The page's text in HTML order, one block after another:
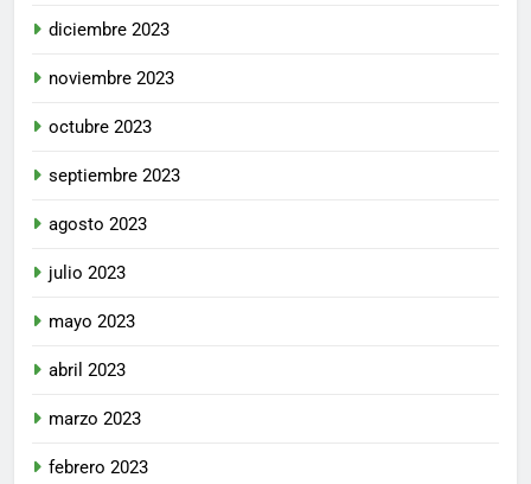
diciembre 2023
noviembre 2023
octubre 2023
septiembre 2023
agosto 2023
julio 2023
mayo 2023
abril 2023
marzo 2023
febrero 2023